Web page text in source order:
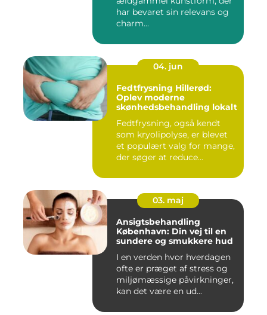
har bevaret sin relevans og
charm...
04. jun
Fedtfrysning Hillerød:
Oplev moderne
skønhedsbehandling lokalt
Fedtfrysning, også kendt
som kryolipolyse, er blevet
et populært valg for mange,
der søger at reduce...
03. maj
Ansigtsbehandling
København: Din vej til en
sundere og smukkere hud
I en verden hvor hverdagen
ofte er præget af stress og
miljømæssige påvirkninger,
kan det være en ud...